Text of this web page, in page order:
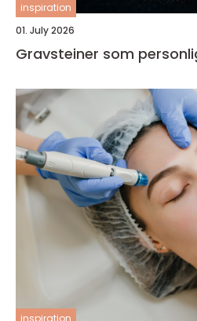
inspiration
01. July 2026
Gravsteiner som
inspiration